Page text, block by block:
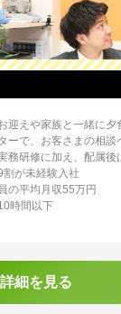
迎えや家族と一緒に夕
ーで、お客さまの相談
務研修に加え、配属後
が未経験入社
の平均月収55万円
時間以下
細を見る